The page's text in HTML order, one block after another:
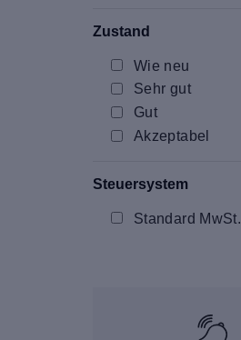
Zustand
Wie neu
Sehr gut
Gut
Akzeptabel
Steuersystem
Standard MwSt.